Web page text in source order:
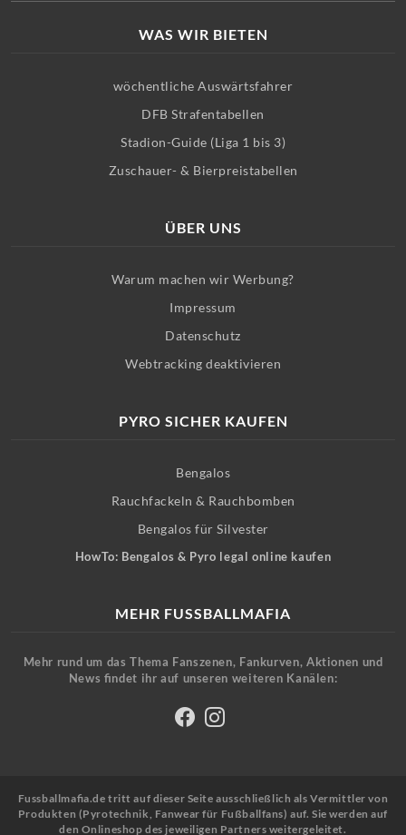
WAS WIR BIETEN
wöchentliche Auswärtsfahrer
DFB Strafentabellen
Stadion-Guide (Liga 1 bis 3)
Zuschauer- & Bierpreistabellen
ÜBER UNS
Warum machen wir Werbung?
Impressum
Datenschutz
Webtracking deaktivieren
PYRO SICHER KAUFEN
Bengalos
Rauchfackeln & Rauchbomben
Bengalos für Silvester
HowTo: Bengalos & Pyro legal online kaufen
MEHR FUSSBALLMAFIA
Mehr rund um das Thema Fanszenen, Fankurven, Aktionen und
News findet ihr auf unseren weiteren Kanälen:
Fussballmafia.de tritt auf dieser Seite ausschließlich als Vermittler von
Produkten (Pyrotechnik, Fanwear für Fußballfans) auf. Sie werden auf
den Onlineshop des jeweiligen Partners weitergeleitet.